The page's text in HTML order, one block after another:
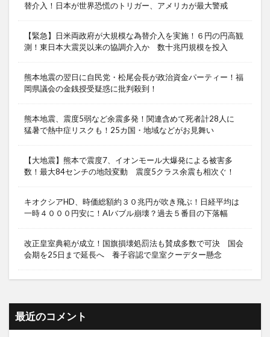
替介入！日本が世界恐慌のトリガー、アメリカが最大警戒
【緊急】日米両政府が大規模な為替介入を実施！６円の円高観
測！東日本大震災以来の協調介入か 数十兆円規模を投入
熊本地震の翌日に自民党・松尾会長が政治資金パーティー！福
岡県議会の金銭授受疑惑に批判殺到！
熊本地震、震度5弱など余震多発！関連含めて死者計28人に
猛暑で熱中症リスクも！25カ国・地域などがお見舞い
【大地震】熊本で震度7、イオンモール大爆発による被害多
数！最大84センチの地殻変動 震度5クラス余震も相次ぐ！
キオクシアHD、時価総額約３０兆円が吹き飛ぶ！日経平均は
一時４０００円安に！AIバブル崩壊？過去５番目の下落幅
改正皇室典範が成立！国旗損壊処罰法も賛成多数で可決 国会
会期を25日まで延長へ 養子容認で皇室クーデター懸念
最近のコメント